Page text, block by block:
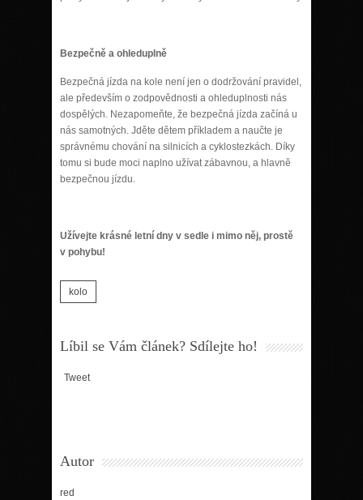
Bezpečně a ohleduplně
Bezpečná jízda na kole není jen o dodržování pravidel,
ale především o zodpovědnosti a ohleduplnosti nás
dospělých. Nezapomeňte, že bezpečná jízda začíná u
nás samotných. Jděte dětem příkladem a naučte je
správnému chování na silnicích a cyklostezkách. Díky
tomu si bude moci naplno užívat zábavnou, a hlavně
bezpečnou jízdu.
Užívejte krásné letní dny v sedle i mimo něj, prostě
v pohybu!
kolo
Líbil se Vám článek? Sdílejte ho!
Tweet
Autor
red